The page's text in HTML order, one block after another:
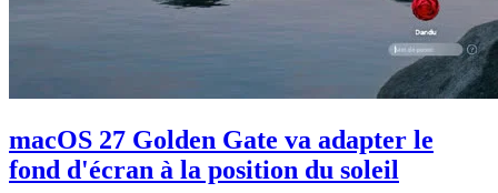
macOS 27 Golden Gate va adapter le
fond d'écran à la position du soleil